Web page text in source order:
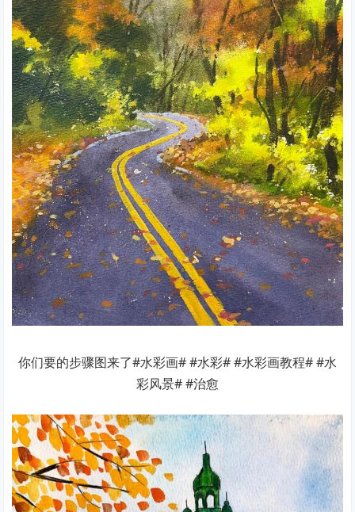
你们要的步骤图来了#水彩画# #水彩# #水彩画教程# #水
彩风景# #治愈